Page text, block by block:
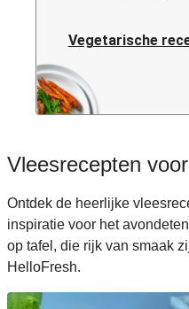
Vegetarische
Italiaanse
Italiaanse
Japanse
Vleesrecepten
Ontdek de heerlijke
inspiratie voor het
op tafel, die rijk van smaak
HelloFresh.